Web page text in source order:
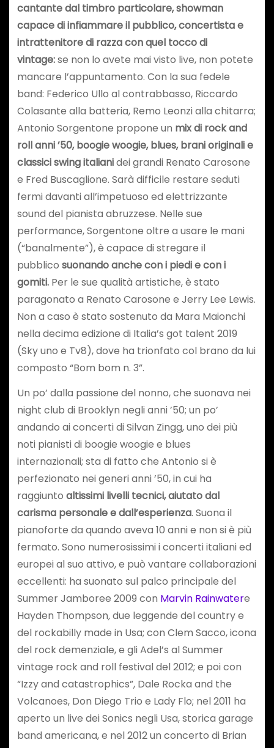
cantante dal timbro particolare, showman
capace di infiammare il pubblico, concertista e
intrattenitore di razza con quel tocco di
vintage:se non lo avete mai visto live, non potete
mancare l’appuntamento. Con la sua fedele
band: Federico Ullo al contrabbasso, Riccardo
Colasante alla batteria, Remo Leonzi alla chitarra;
Antonio Sorgentone propone un mix di rock and
roll anni ’50, boogie woogie, blues, brani originali e
classici swing italianidei grandi Renato Carosone
e Fred Buscaglione. Sarà difficile restare seduti
fermi davanti all’impetuoso ed elettrizzante
sound del pianista abruzzese. Nelle sue
performance, Sorgentone oltre a usare le mani
(“banalmente”), è capace di stregare il
pubblico suonando anche con i piedi e con i
gomiti.Per le sue qualità artistiche, è stato
paragonato a Renato Carosone e Jerry Lee Lewis.
Non a caso è stato sostenuto da Mara Maionchi
nella decima edizione di Italia’s got talent 2019
(Sky uno e Tv8), dove ha trionfato col brano da lui
composto “Bom bom n. 3”.
Un po’ dalla passione del nonno, che suonava nei
night club di Brooklyn negli anni ’50; un po’
andando ai concerti di Silvan Zingg, uno dei più
noti pianisti di boogie woogie e blues
internazionali; sta di fatto che Antonio si è
perfezionato nei generi anni ’50, in cui ha
raggiunto altissimi livelli tecnici, aiutato dal
carisma personale e dall’esperienza. Suona il
pianoforte da quando aveva 10 anni e non si è più
fermato. Sono numerosissimi i concerti italiani ed
europei al suo attivo, e può vantare collaborazioni
eccellenti: ha suonato sul palco principale del
Summer Jamboree 2009 con Marvin Rainwatere
Hayden Thompson,due leggende del country e
del rockabilly made in Usa; con Clem Sacco, icona
del rock demenziale, e gli Adel’s al Summer
vintage rock and roll festival del 2012; e poi con
“Izzy and catastrophics”, Dale Rocka and the
Volcanoes, Don Diego Trio e Lady Flo; nel 2011 ha
aperto un live dei Sonics negli Usa, storica garage
band americana, e nel 2012 un concerto di Brian